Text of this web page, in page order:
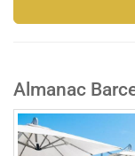
Almanac